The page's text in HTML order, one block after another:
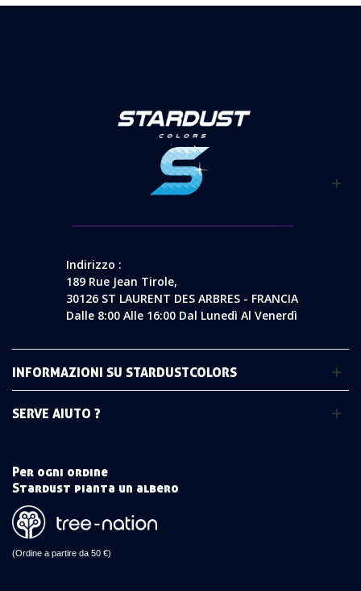
Indirizzo :
189 Rue Jean Tirole,
30126 ST LAURENT DES ARBRES - FRANCIA
Dalle 8:00 Alle 16:00 Dal Lunedì Al Venerdì
INFORMAZIONI SU STARDUSTCOLORS
SERVE AIUTO ?
Per ogni ordine
Stardust pianta un albero
(Ordine a partire da 50 €)